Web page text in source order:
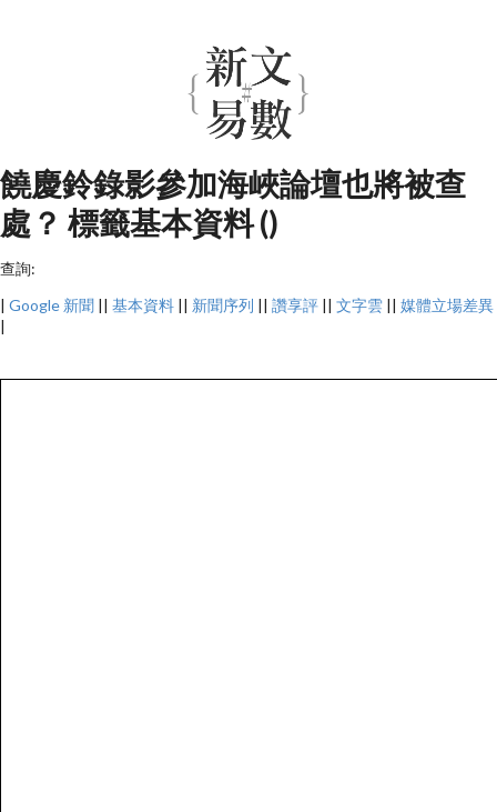
饒慶鈴錄影參加海峽論壇也將被查
處？ 標籤基本資料 ()
查詢:
| Google 新聞 || 基本資料 || 新聞序列 || 讚享評 || 文字雲 || 媒體立場差異
|